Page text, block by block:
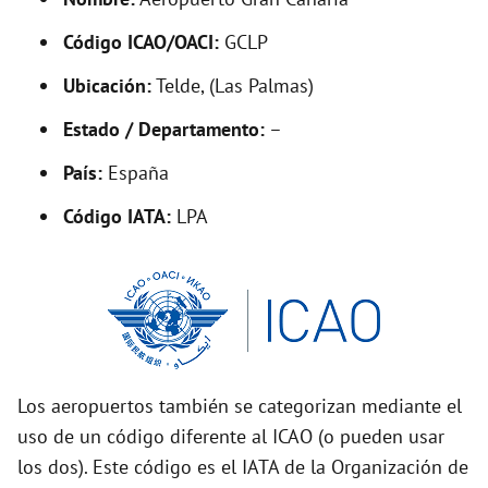
i
Código ICAO/OACI: GCLP
Ubicación:Telde, (Las Palmas)
Estado / Departamento: –
País: España
Código IATA: LPA
Los aeropuertos también se categorizan mediante el
uso de un código diferente al ICAO (o pueden usar
los dos). Este código es el IATA de la Organización de